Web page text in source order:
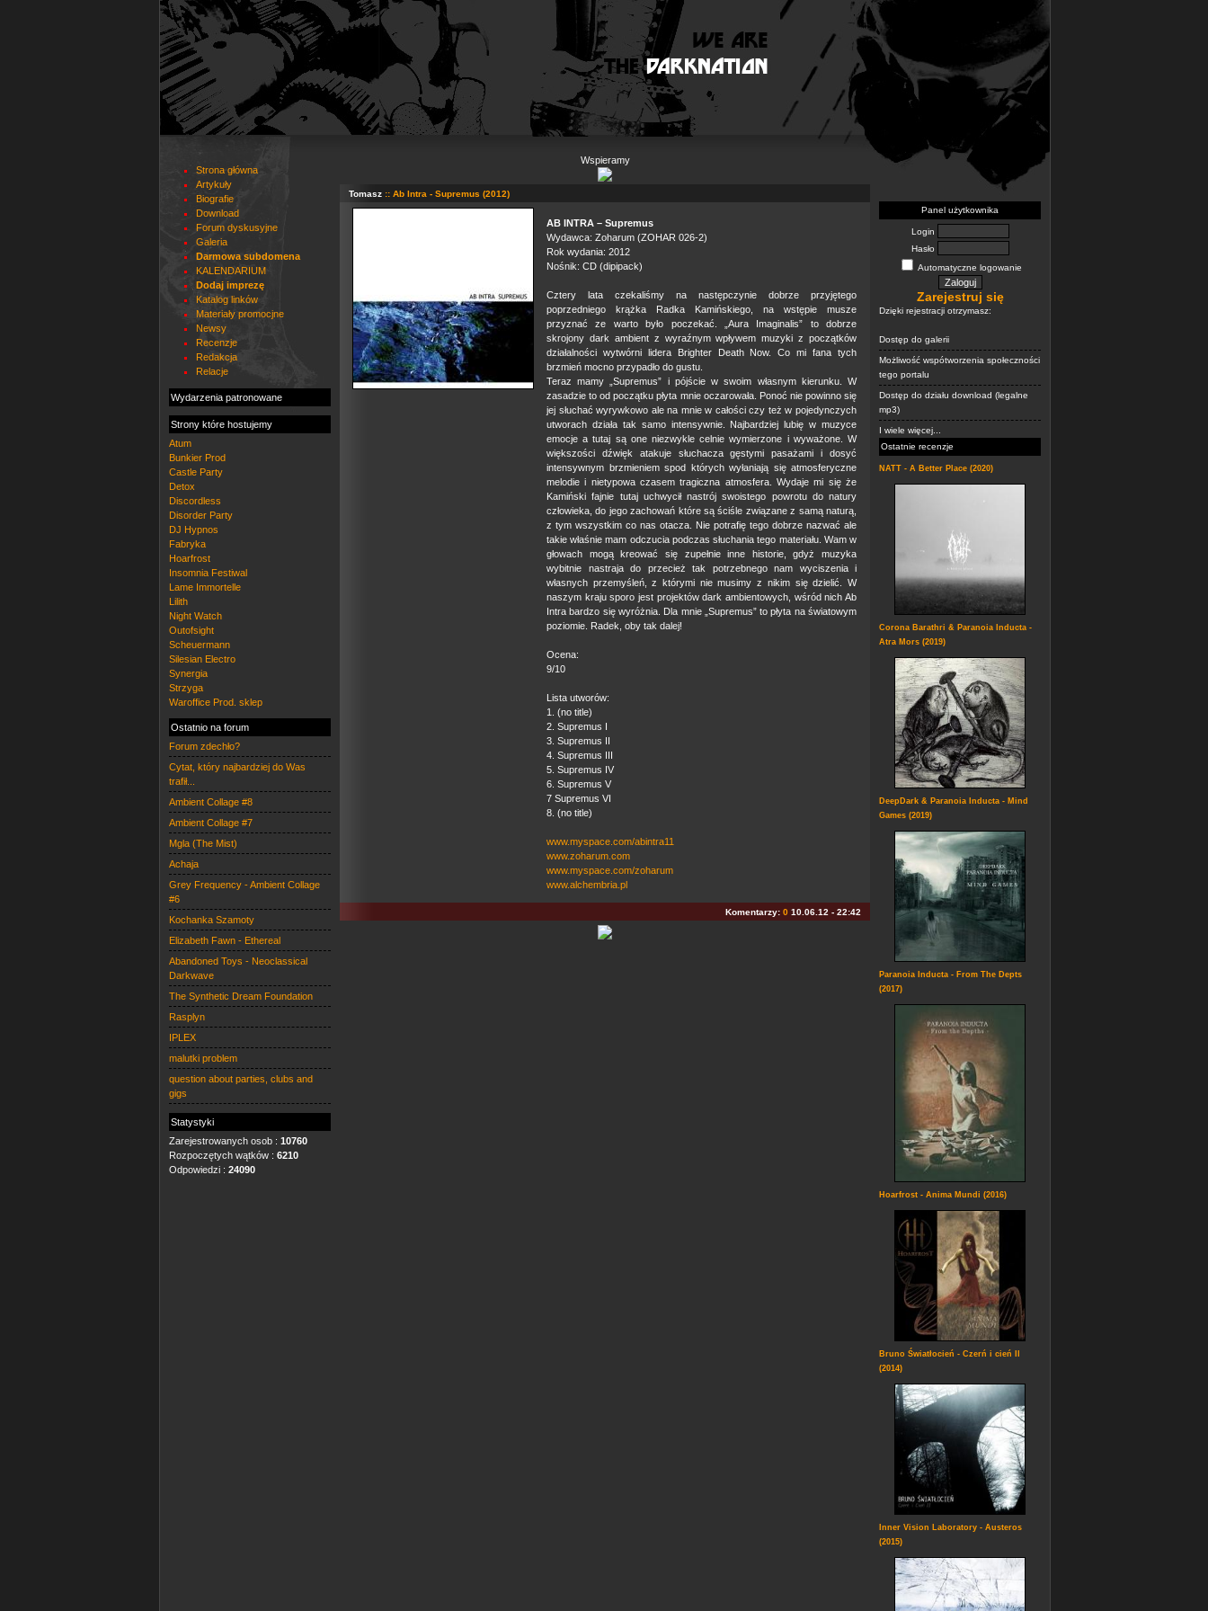
Strona główna
Artykuły
Biografie
Download
Forum dyskusyjne
Galeria
Darmowa subdomena
KALENDARIUM
Dodaj imprezę
Katalog linków
Materiały promocjne
Newsy
Recenzje
Redakcja
Relacje
Wydarzenia patronowane
Strony które hostujemy
Atum
Bunkier Prod
Castle Party
Detox
Discordless
Disorder Party
DJ Hypnos
Fabryka
Hoarfrost
Insomnia Festiwal
Lame Immortelle
Lilith
Night Watch
Outofsight
Scheuermann
Silesian Electro
Synergia
Strzyga
Waroffice Prod. sklep
Ostatnio na forum
Forum zdechło?
Cytat, który najbardziej do Was
trafił...
Ambient Collage #8
Ambient Collage #7
Mgla (The Mist)
Achaja
Grey Frequency - Ambient Collage
#6
Kochanka Szamoty
Elizabeth Fawn - Ethereal
Abandoned Toys - Neoclassical
Darkwave
The Synthetic Dream Foundation
Rasplyn
IPLEX
malutki problem
question about parties, clubs and
gigs
Statystyki
Zarejestrowanych osob : 10760
Rozpoczętych wątków : 6210
Odpowiedzi : 24090
Wspieramy
Tomasz :: Ab Intra - Supremus (2012)
AB INTRA – Supremus
Wydawca: Zoharum (ZOHAR 026-2)
Rok wydania: 2012
Nośnik: CD (dipipack)
Cztery lata czekaliśmy na następczynie dobrze przyjętego
poprzedniego krążka Radka Kamińskiego, na wstępie musze
przyznać ze warto było poczekać. „Aura Imaginalis” to dobrze
skrojony dark ambient z wyraźnym wpływem muzyki z początków
działalności wytwórni lidera Brighter Death Now. Co mi fana tych
brzmień mocno przypadło do gustu.
Teraz mamy „Supremus” i pójście w swoim własnym kierunku. W
zasadzie to od początku płyta mnie oczarowała. Ponoć nie powinno się
jej słuchać wyrywkowo ale na mnie w całości czy też w pojedynczych
utworach działa tak samo intensywnie. Najbardziej lubię w muzyce
emocje a tutaj są one niezwykle celnie wymierzone i wyważone. W
większości dźwięk atakuje słuchacza gęstymi pasażami i dosyć
intensywnym brzmieniem spod których wyłaniają się atmosferyczne
melodie i nietypowa czasem tragiczna atmosfera. Wydaje mi się że
Kamiński fajnie tutaj uchwycił nastrój swoistego powrotu do natury
człowieka, do jego zachowań które są ściśle związane z samą naturą,
z tym wszystkim co nas otacza. Nie potrafię tego dobrze nazwać ale
takie właśnie mam odczucia podczas słuchania tego materiału. Wam w
głowach mogą kreować się zupełnie inne historie, gdyż muzyka
wybitnie nastraja do przecież tak potrzebnego nam wyciszenia i
własnych przemyśleń, z którymi nie musimy z nikim się dzielić. W
naszym kraju sporo jest projektów dark ambientowych, wśród nich Ab
Intra bardzo się wyróżnia. Dla mnie „Supremus” to płyta na światowym
poziomie. Radek, oby tak dalej!
Ocena:
9/10
Lista utworów:
1. (no title)
2. Supremus I
3. Supremus II
4. Supremus III
5. Supremus IV
6. Supremus V
7 Supremus VI
8. (no title)
www.myspace.com/abintra11
www.zoharum.com
www.myspace.com/zoharum
www.alchembria.pl
Komentarzy: 0 10.06.12 - 22:42
Panel użytkownika
Login
Hasło
Automatyczne logowanie
Zarejestruj się
Dzięki rejestracji otrzymasz:
Dostęp do galerii
Możliwość wspótworzenia społeczności
tego portalu
Dostęp do działu download (legalne
mp3)
I wiele więcej...
Ostatnie recenzje
NATT - A Better Place (2020)
Corona Barathri & Paranoia Inducta -
Atra Mors (2019)
DeepDark & Paranoia Inducta - Mind
Games (2019)
Paranoia Inducta - From The Depts
(2017)
Hoarfrost - Anima Mundi (2016)
Bruno Światłocień - Czerń i cień II
(2014)
Inner Vision Laboratory - Austeros
(2015)